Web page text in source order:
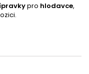
pro hlodavce,